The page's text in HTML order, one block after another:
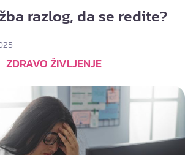
razlog, da se redite?
ZDRAVO ŽIVLJENJE